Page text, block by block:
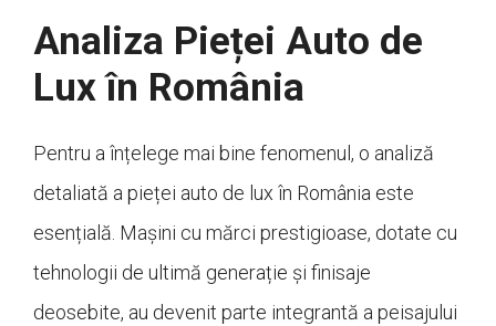
Analiza Pieței Auto de
Lux în România
Pentru a înțelege mai bine fenomenul, o analiză
detaliată a pieței auto de lux în România este
esențială. Mașini cu mărci prestigioase, dotate cu
tehnologii de ultimă generație și finisaje
deosebite, au devenit parte integrantă a peisajului